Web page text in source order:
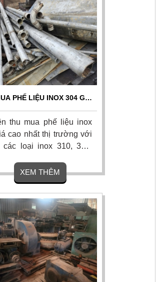
PHẾ LIỆU INOX 304 GIÁ
BÁO GIÁ NGAY
thu mua phế liệu inox
cao nhất thị trường với
loại inox 310, 316,
nhà máy, công trình.
cân đo uy tín, thanh
Hoa hồng cao. Liên
để nhận báo giá hôm
XEM THÊM